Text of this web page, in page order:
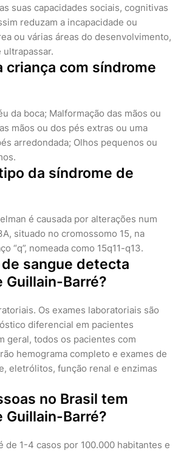
suas capacidades sociais, cognitivas
reduzam a incapacidade ou
ou várias áreas do desenvolvimento,
ultrapassar.
criança com síndrome
da boca; Malformação das mãos ou
mãos ou dos pés extras ou uma
arredondada; Olhos pequenos ou
da síndrome de
é causada por alterações num
situado no cromossomo 15, na
“q”, nomeada como 15q11-q13.
de sangue detecta
Guillain-Barré?
Os exames laboratoriais são
diferencial em pacientes
geral, todos os pacientes com
hemograma completo e exames de
eletrólitos, função renal e enzimas
no Brasil tem
Guillain-Barré?
de 1-4 casos por 100.000 habitantes e